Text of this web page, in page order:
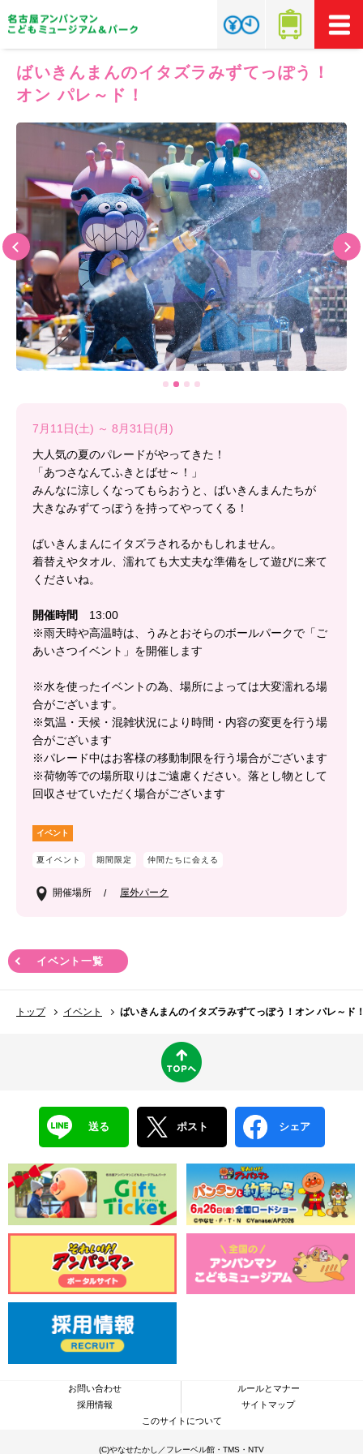
ばいきんまんのイタズラみずてっぽう！
オン パレ～ド！
7月11日(土) ～ 8月31日(月)
大人気の夏のパレードがやってきた！
「あつさなんてふきとばせ～！」
みんなに涼しくなってもらおうと、ばいきんまんたちが
大きなみずてっぽうを持ってやってくる！
ばいきんまんにイタズラされるかもしれません。
着替えやタオル、濡れても大丈夫な準備をして遊びに来て
くださいね。
開催時間
13:00
※雨天時や高温時は、うみとおそらのボールパークで「ご
あいさつイベント」を開催します
※水を使ったイベントの為、場所によっては大変濡れる場
合がございます。
※気温・天候・混雑状況により時間・内容の変更を行う場
合がございます
※パレード中はお客様の移動制限を行う場合がございます
※荷物等での場所取りはご遠慮ください。落とし物として
回収させていただく場合がございます
イベント
夏イベント 期間限定 仲間たちに会える
開催場所 屋外パーク
イベント一覧
トップ イベント ばいきんまんのイタズラみずてっぽう！オン パレ～ド
送る ポスト シェア
お問い合わせ
ルールとマナー
採用情報
サイトマップ
このサイトについて
(C)やなせたかし／フレーベル館・TMS・NTV